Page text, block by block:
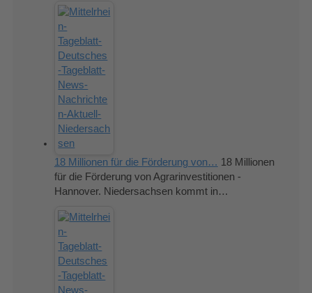
18 Millionen für die Förderung von… 18 Millionen
für die Förderung von Agrarinvestitionen -
Hannover. Niedersachsen kommt in…